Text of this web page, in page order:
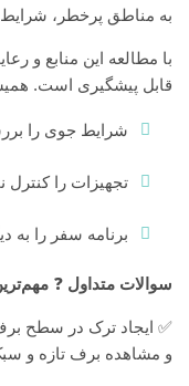
به مناطق پرخطر، شرایط
قابل پیشگیری است.
شرایط جوی را
تجهیزات را کنترل
برنامه سفر را به
سوالات متداول ❓
✅ ایجاد ترک در سطح
و مشاهده برف تازه و